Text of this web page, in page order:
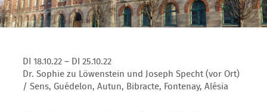
Kontakt
DI 18.10.22 – DI 25.10.22
Dr. Sophie zu Löwenstein und Joseph Specht (vor Ort)
/ Sens, Guédelon, Autun, Bibracte, Fontenay, Alésia